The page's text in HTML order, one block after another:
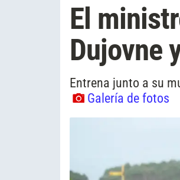
El
Dujovne
Entrena junto a su
Galería de fotos